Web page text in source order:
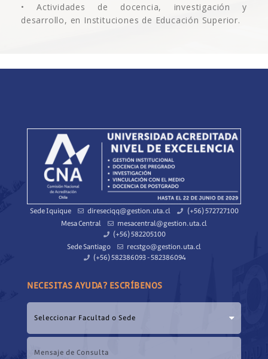
• Actividades de docencia, investigación y
desarrollo, en Instituciones de Educación Superior.
Sede Iquique direseciqq@gestion.uta.cl
(+56) 572727100
Mesa Central
mesacentral@gestion.uta.cl
(+56) 582205100
Sede Santiago
recstgo@gestion.uta.cl
(+56) 582386093 - 582386094
NECESITAS AYUDA? ESCRÍBENOS